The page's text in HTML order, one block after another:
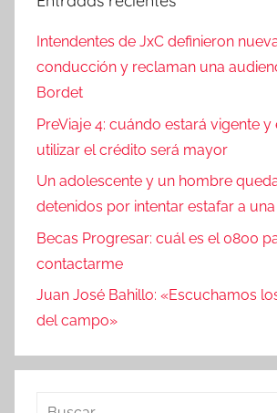
Intendentes de JxC definieron
conducción y reclaman una
Bordet
PreViaje 4: cuándo estará vigente
utilizar el crédito será mayor
Un adolescente y un hombre
detenidos por intentar estafar a
Becas Progresar: cuál es el 0800
contactarme
Juan José Bahillo: «Escuchamos
del campo»
Buscar: